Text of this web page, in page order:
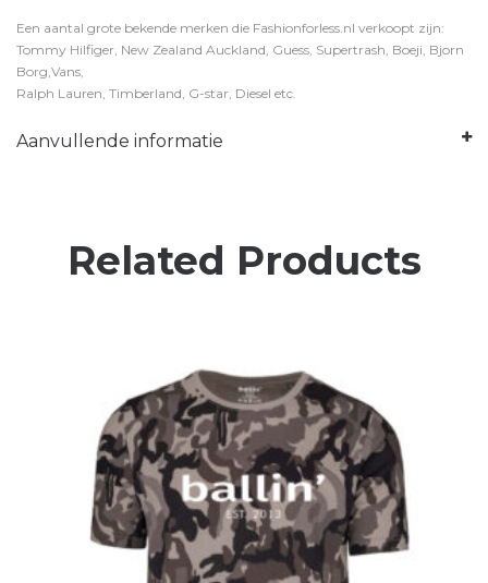
Een aantal grote bekende merken die Fashionforless.nl verkoopt zijn:
Tommy Hilfiger, New Zealand Auckland, Guess, Supertrash, Boeji, Bjorn
Borg,Vans,
Ralph Lauren, Timberland, G-star, Diesel etc.
Aanvullende informatie
Related Products